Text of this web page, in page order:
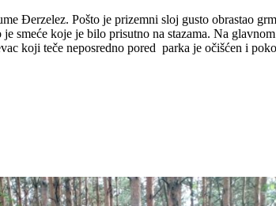
Đerzelez. Pošto je prizemni sloj gusto obrastao
smeće koje je bilo prisutno na stazama. Na
koji teče neposredno pored parka je očišćen i